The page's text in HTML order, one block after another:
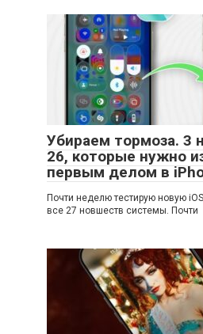
Убираем тормоза. 3
26, которые нужно
первым делом в
Почти неделю тестирую новую
все 27 новшеств системы. Почти